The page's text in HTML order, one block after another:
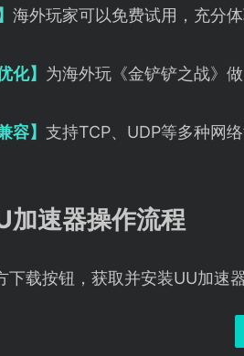
海外玩家可以免费试用，充分
化】 为海外玩《金铲铲之战》
容】 支持TCP、UDP等多种网
加速器操作流程
下载按钮，获取并安装UU加速